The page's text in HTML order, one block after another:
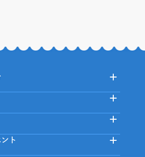
ト